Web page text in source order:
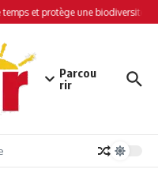
et protège une biodiversité
Parcou
rir